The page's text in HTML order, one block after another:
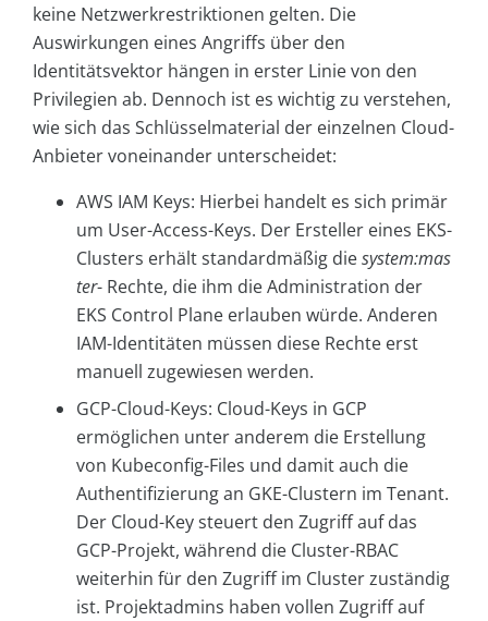
keine Netzwerkrestriktionen gelten. Die
Auswirkungen eines Angriffs über den
Identitätsvektor hängen in erster Linie von den
Privilegien ab. Dennoch ist es wichtig zu verstehen,
wie sich das Schlüsselmaterial der einzelnen Cloud-
Anbieter voneinander unterscheidet:
AWS IAM Keys: Hierbei handelt es sich primär
um User-Access-Keys. Der Ersteller eines EKS-
Clusters erhält standardmäßig diesystem:mas
ter- Rechte, die ihm die Administration der
EKS Control Plane erlauben würde. Anderen
IAM-Identitäten müssen diese Rechte erst
manuell zugewiesen werden.
GCP-Cloud-Keys: Cloud-Keys in GCP
ermöglichen unter anderem die Erstellung
von Kubeconfig-Files und damit auch die
Authentifizierung an GKE-Clustern im Tenant.
Der Cloud-Key steuert den Zugriff auf das
GCP-Projekt, während die Cluster-RBAC
weiterhin für den Zugriff im Cluster zuständig
ist. Projektadmins haben vollen Zugriff auf